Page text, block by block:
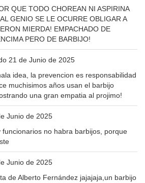
QUE TODO CHOREAN NI ASPIRINA
GENIO SE LE OCURRE OBLIGAR A
MIERDA! EMPACHADO DE
PERO DE BARBIJO!
21 de Junio de 2025
idea, la prevencion es responsabilidad
muchisimos años usan el barbijo
una gran empatia al projimo!
Junio de 2025
funcionarios no habra barbijos, porque
Junio de 2025
de Alberto Fernández jajajaja,un barbijo